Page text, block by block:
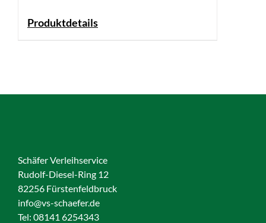
Produktdetails
Schäfer Verleihservice
Rudolf-Diesel-Ring 12
82256 Fürstenfeldbruck
info@vs-schaefer.de
Tel: 08141 6254343